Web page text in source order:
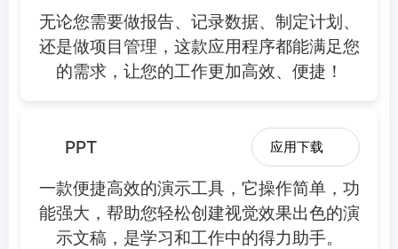
无论您需要做报告、记录数据、制定计划、
还是做项目管理，这款应用程序都能满足您
的需求，让您的工作更加高效、便捷！
PPT 应用下载
一款便捷高效的演示工具，它操作简单，功
能强大，帮助您轻松创建视觉效果出色的演
示文稿，是学习和工作中的得力助手。